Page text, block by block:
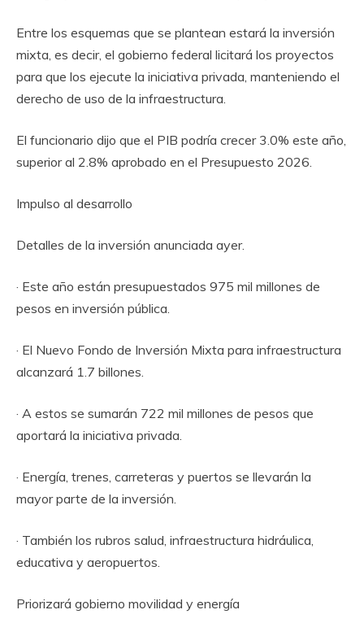
Entre los esquemas que se plantean estará la inversión
mixta, es decir, el gobierno federal licitará los proyectos
para que los ejecute la iniciativa privada, manteniendo el
derecho de uso de la infraestructura.
El funcionario dijo que el PIB podría crecer 3.0% este año,
superior al 2.8% aprobado en el Presupuesto 2026.
Impulso al desarrollo
Detalles de la inversión anunciada ayer.
· Este año están presupuestados 975 mil millones de
pesos en inversión pública.
· El Nuevo Fondo de Inversión Mixta para infraestructura
alcanzará 1.7 billones.
· A estos se sumarán 722 mil millones de pesos que
aportará la iniciativa privada.
· Energía, trenes, carreteras y puertos se llevarán la
mayor parte de la inversión.
· También los rubros salud, infraestructura hidráulica,
educativa y aeropuertos.
Priorizará gobierno movilidad y energía